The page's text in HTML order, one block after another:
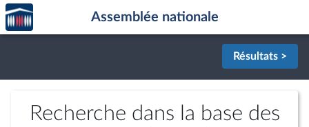
Aller au contenu
Aller en bas de la page
Accèder
à la
page
Assemblée nationale
Résultats >
Recherche dans la base des